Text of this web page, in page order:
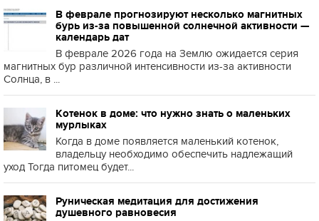
В феврале прогнозируют несколько магнитных
бурь из-за повышенной солнечной активности —
календарь дат
В феврале 2026 года на Землю ожидается серия
магнитных бур различной интенсивности из-за активности
Солнца, в ...
Котенок в доме: что нужно знать о маленьких
мурлыках
Когда в доме появляется маленький котенок,
владельцу необходимо обеспечить надлежащий
уход Тогда питомец будет...
Руническая медитация для достижения
душевного равновесия